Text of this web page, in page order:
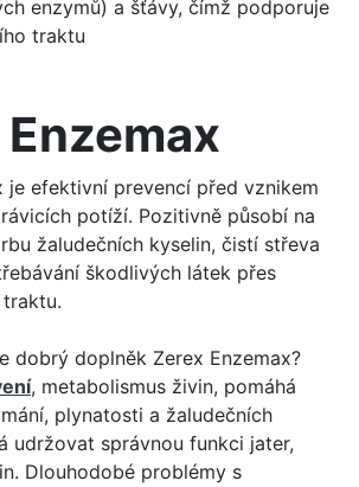
enzymů) a šťávy, čímž podporuje
traktu
je efektivní prevencí před vznikem
potíží. Pozitivně působí na
žaludečních kyselin, čistí střeva
škodlivých látek přes
dobrý doplněk Zerex Enzemax?
, metabolismus živin, pomáhá
plynatosti a žaludečních
udržovat správnou funkci jater,
Dlouhodobé problémy s